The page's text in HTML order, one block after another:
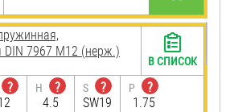
DIN 7967 М12 (нерж.)
?
H
?
4.5
S
?
SW19
P
?
1.75
В СПИСОК